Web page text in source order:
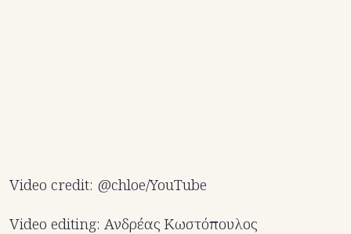
Video credit: @chloe/YouTube
Video editing: Ανδρέας Κωστόπουλος